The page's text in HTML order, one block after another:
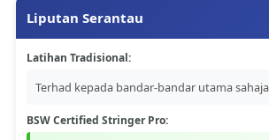
Liputan Serantau
Latihan Tradisional:
Terhad kepada bandar-bandar utama sahaja
BSW Certified Stringer Pro: